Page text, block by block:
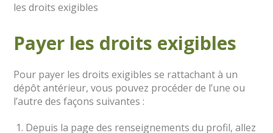
les droits exigibles
Payer les droits exigibles
Pour payer les droits exigibles se rattachant à un
dépôt antérieur, vous pouvez procéder de l’une ou
l’autre des façons suivantes :
Depuis la page des renseignements du profil, allez